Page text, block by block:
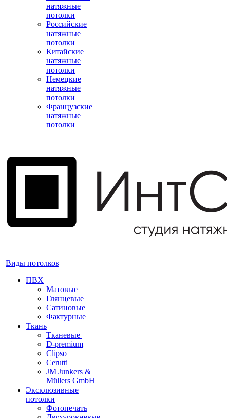
натяжные
потолки
Российские
натяжные
потолки
Китайские
натяжные
потолки
Немецкие
натяжные
потолки
Французские
натяжные
потолки
Виды потолков
ПВХ
Матовые
Глянцевые
Сатиновые
Фактурные
Ткань
Тканевые
D-premium
Clipso
Cerutti
JM Junkers &
Müllers GmbH
Эксклюзивные
потолки
Фотопечать